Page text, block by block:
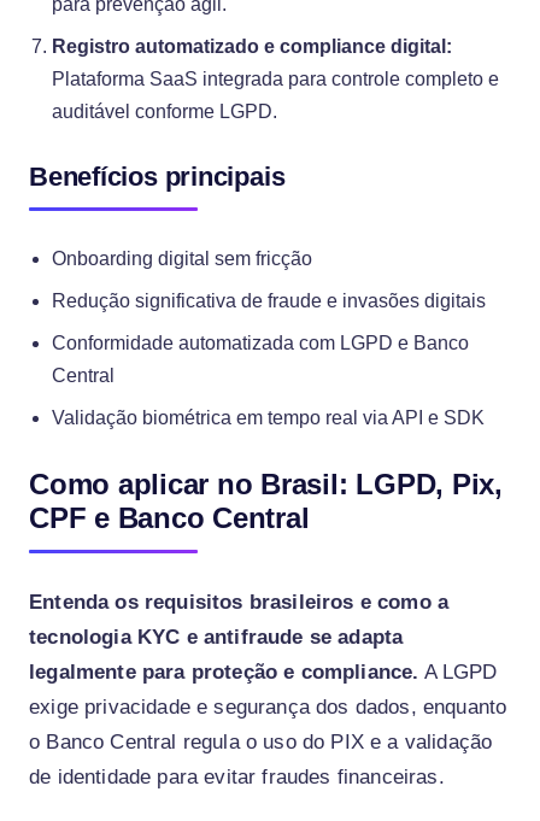
para prevenção ágil.
Registro automatizado e compliance digital:
Plataforma SaaS integrada para controle completo e
auditável conforme LGPD.
Benefícios principais
Onboarding digital sem fricção
Redução significativa de fraude e invasões digitais
Conformidade automatizada com LGPD e Banco
Central
Validação biométrica em tempo real via API e SDK
Como aplicar no Brasil: LGPD, Pix,
CPF e Banco Central
Entenda os requisitos brasileiros e como a
tecnologia KYC e antifraude se adapta
legalmente para proteção e compliance. A LGPD
exige privacidade e segurança dos dados, enquanto
o Banco Central regula o uso do PIX e a validação
de identidade para evitar fraudes financeiras.